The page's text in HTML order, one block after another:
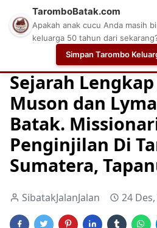
Kabupaten Tapanuli
Sejarah
Muson dan
Batak.
Penginjilan Di
Sumatera,
SibatakJalanJalan 24
TaromboBatak.com
Apakah anak cucu Anda masih
keluarga 50 tahun dari
Simpan Tarombo